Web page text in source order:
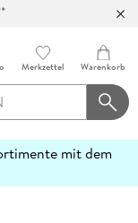
Merkzettel Warenkorb
mit dem